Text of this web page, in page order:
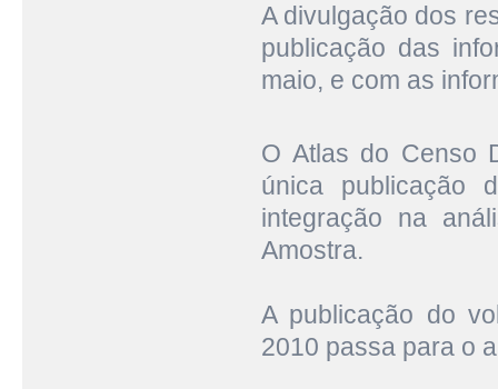
A divulgação dos
publicação das
maio, e com as
O Atlas do Censo
única publicação
integração na
Amostra.
A publicação do
2010 passa para o